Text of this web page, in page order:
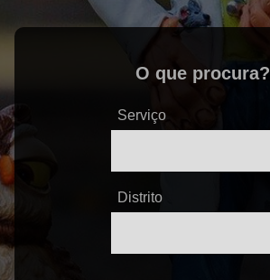
O que procura?
Serviço
Distrito